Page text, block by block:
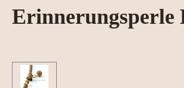
Erinnerungsperle
Bildergalerie überspringen